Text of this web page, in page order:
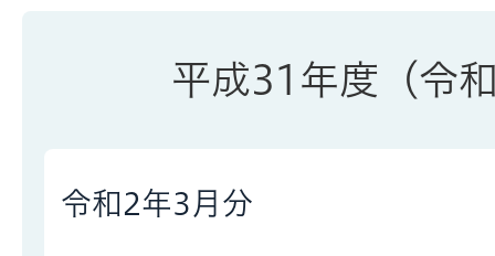
平成31年度（令
令和2年3月分